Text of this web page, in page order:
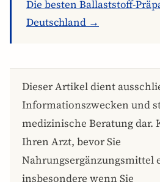
Die besten Ballaststoff-
Deutschland →
Dieser Artikel dient
Informationszwecken und
medizinische Beratung dar.
Ihren Arzt, bevor Sie
Nahrungsergänzungsmittel
insbesondere wenn Sie